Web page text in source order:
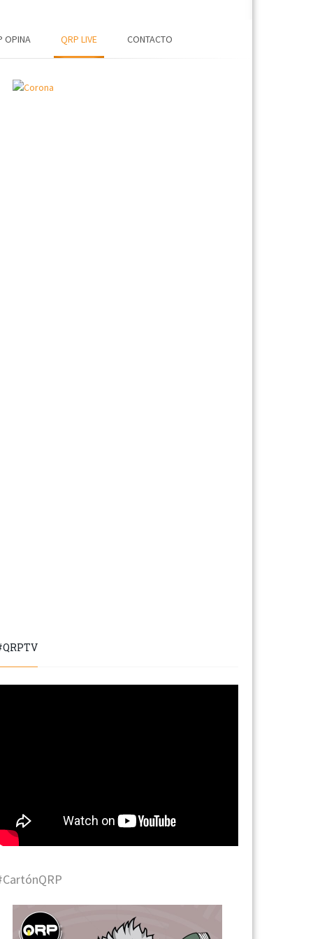
OPINA QRP LIVE CONTACTO